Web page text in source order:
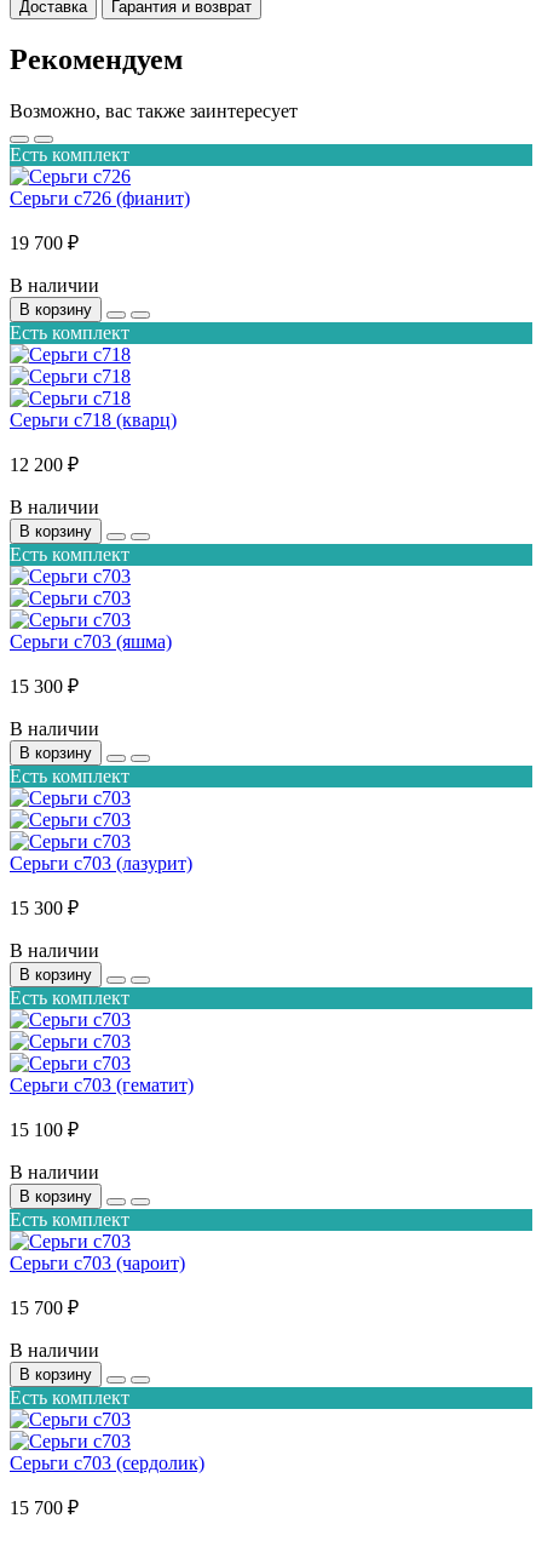
Доставка
Гарантия и возврат
Рекомендуем
Возможно, вас также заинтересует
Есть комплект
Серьги с726 (фианит)
19 700 ₽
В наличии
В корзину
Есть комплект
Серьги с718 (кварц)
12 200 ₽
В наличии
В корзину
Есть комплект
Серьги с703 (яшма)
15 300 ₽
В наличии
В корзину
Есть комплект
Серьги с703 (лазурит)
15 300 ₽
В наличии
В корзину
Есть комплект
Серьги с703 (гематит)
15 100 ₽
В наличии
В корзину
Есть комплект
Серьги с703 (чароит)
15 700 ₽
В наличии
В корзину
Есть комплект
Серьги с703 (сердолик)
15 700 ₽